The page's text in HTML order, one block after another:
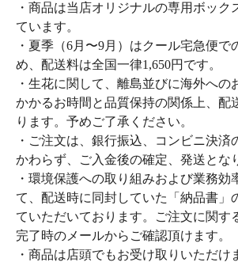
・商品は当店オリジナルの専用ボック
ています。
・夏季（6月〜9月）はクール宅急便で
め、配送料は全国一律1,650円です。
・生花に関して、離島並びに海外への
かかるお時間と品質保持の関係上、配
ります。予めご了承ください。
・ご注文は、銀行振込、コンビニ決済
かわらず、ご入金後の確定、発送とな
・環境保護への取り組みおよび業務効
て、配送時に同封していた「納品書」
ていただいております。ご注文に関す
完了時のメールからご確認頂けます。
・商品は店頭でもお受け取りいただけ